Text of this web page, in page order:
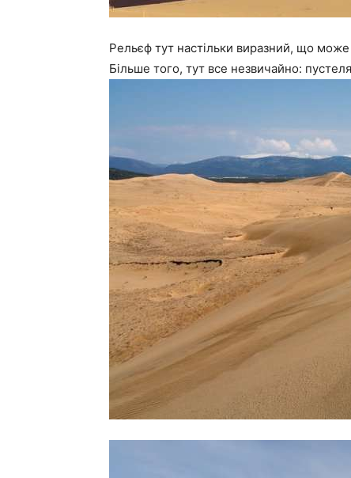
Рельєф тут настільки виразний, що може
Більше того, тут все незвичайно: